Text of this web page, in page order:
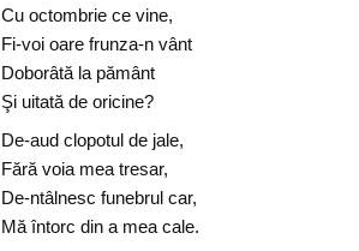
Cu octombrie ce vine,
Fi-voi oare frunza-n vânt
Doborâtă la pământ
Şi uitată de oricine?
De-aud clopotul de jale,
Fără voia mea tresar,
De-ntâlnesc funebrul car,
Mă întorc din a mea cale.